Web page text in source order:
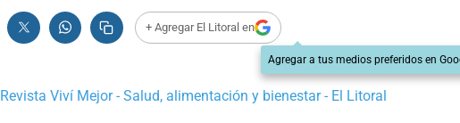
+ Agregar El Litoral en
Agregar a tus medios preferidos en
Revista Viví Mejor - Salud, alimentación y bienestar - El Litoral